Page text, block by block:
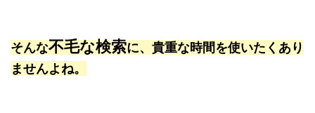
そんな不毛な検索に、貴重な時間を使いたくあり
ませんよね。